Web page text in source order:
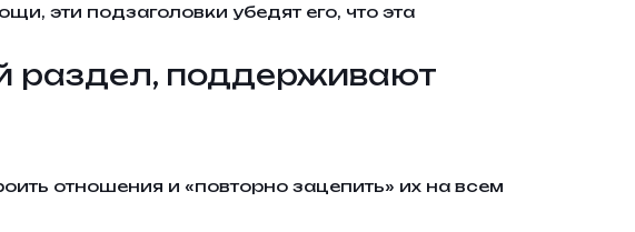
эти подзаголовки убедят его, что эта
раздел, поддерживают
отношения и «повторно зацепить» их на всем